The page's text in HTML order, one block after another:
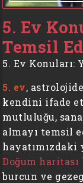
5. Ev
Temsil
5. Ev Konuları:
5. ev,
kendini ifade
mutluluğu,
almayı temsil
hayatımızdaki
Doğum haritası
burcun ve